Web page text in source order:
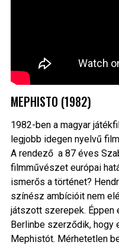
MEPHISTO (1982)
1982-ben a magyar
legjobb idegen nyelvű
A rendező a 87 éves
filmművészet európai
ismerős a történet?
színész ambícióit nem
játszott szerepek. Éppen
Berlinbe szerződik, hogy
Mephistót. Mérhetetlen